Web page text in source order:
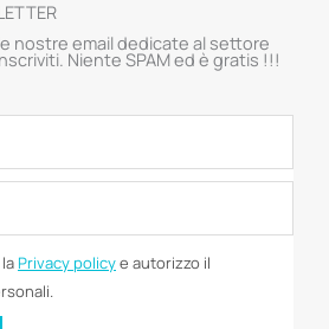
nostre email dedicate al settore
Niente SPAM ed è gratis !!!
Privacy policye autorizzo il